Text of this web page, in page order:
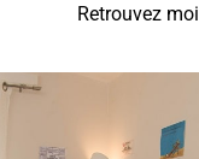
Retrouvez